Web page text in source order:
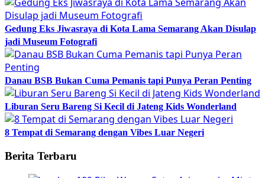
Gedung Eks Jiwasraya di Kota Lama Semarang Akan Disulap
jadi Museum Fotografi
Danau BSB Bukan Cuma Pemanis tapi Punya Peran Penting
Liburan Seru Bareng Si Kecil di Jateng Kids Wonderland
8 Tempat di Semarang dengan Vibes Luar Negeri
Berita Terbaru